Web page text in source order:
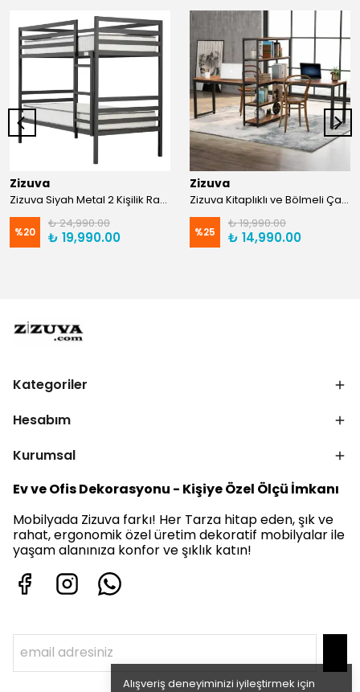
Alışveriş deneyiminizi iyileştirmek için
Zizuva
Zizuva Siyah Metal 2 Kişilik Ranza | TR0011-F
%20
₺ 24,990.00
₺ 19,990.00
Zizuva
Zizuva Kitaplıklı ve Bölmeli Çalışma Masası | CM1021-F-Suntalam
%25
₺ 19,990.00
₺ 14,990.00
Kategoriler
Hesabım
Kurumsal
Ev ve Ofis Dekorasyonu - Kişiye Özel Ölçü İmkanı
Mobilyada Zizuva farkı! Her Tarza hitap eden, şık ve
rahat, ergonomik özel üretim dekoratif mobilyalar ile
yaşam alanınıza konfor ve şıklık katın!